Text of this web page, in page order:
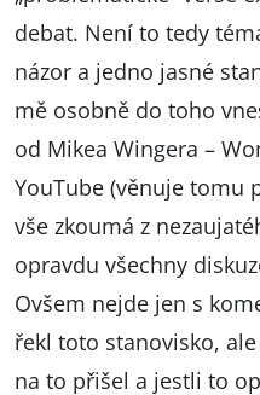
debat. Není to tedy
názor a jedno jasné
mě osobně do toho
od Mikea Wingera –
YouTube (věnuje tomu
vše zkoumá z
opravdu všechny
Ovšem nejde jen s
řekl toto stanovisko,
na to přišel a jestli to